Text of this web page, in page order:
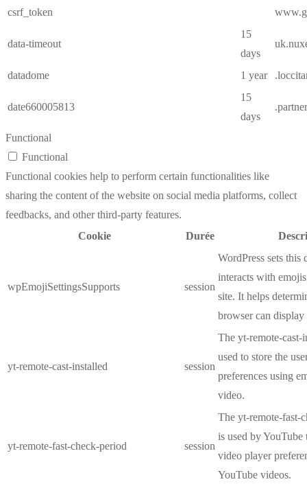
csrf_token
data-timeout
15
days
datadome 1 year
date660005813
15
days
Functional
Functional
Functional cookies help to perform certain functionalities like
sharing the content of the website on social media platforms, collect
feedbacks, and other third-party features.
Cookie
Durée
wpEmojiSettingsSupports session
WordPress sets this
interacts with
site. It helps
browser can
yt-remote-cast-installed session
The yt-remote-cast-
used to store the
preferences using
video.
yt-remote-fast-check-period session
The yt-remote-fast-
is used by YouTube
video player
YouTube videos.